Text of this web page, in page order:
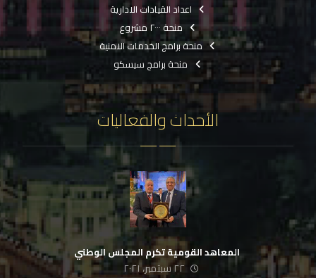
اعداد القيادات الادارية
منحة ٢٠٠٠ مشروع
منحة برامج الخدمات الامنية
منحة برامج سيسكو
الأحداث والفعاليات
‏ المعاهد القومية تكرم المجلس الوطني
٢٢ سبتمبر، ٢٠٢١